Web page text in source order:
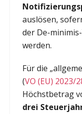
auslösen,
der De-
werden.
Für die
(VO (EU) 2023/
Höchstbetrag
drei